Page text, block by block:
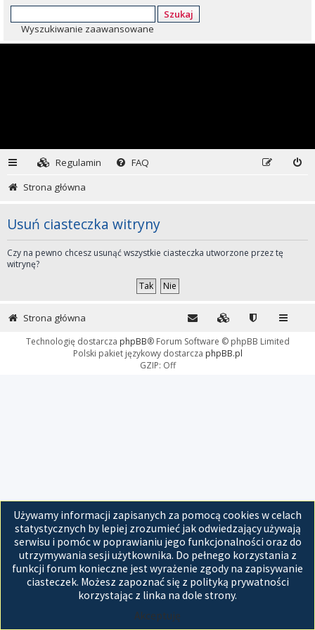
Szukaj
Wyszukiwanie zaawansowane
Regulamin
FAQ
Strona główna
Usuń ciasteczka witryny
Czy na pewno chcesz usunąć wszystkie ciasteczka utworzone przez tę
witrynę?
Używamy informacji zapisanych za pomocą cookies w celach
statystycznych by lepiej zrozumieć jak odwiedzający używają
serwisu i pomóc w poprawianiu jego funkcjonalności oraz do
utrzymywania sesji użytkownika. Do pełnego korzystania z
funkcji forum konieczne jest wyrażenie zgody na zapisywanie
ciasteczek. Możesz zapoznać się z polityką prywatności
korzystając z linka na dole strony.
Akceptuję
Strona główna
Technologię dostarcza phpBB® Forum Software © phpBB Limited
Polski pakiet językowy dostarcza phpBB.pl
GZIP: Off